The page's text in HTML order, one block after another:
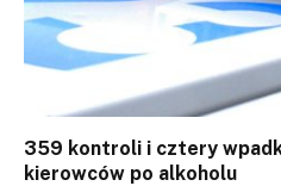
359 kontroli i cztery
kierowców po alkoholu